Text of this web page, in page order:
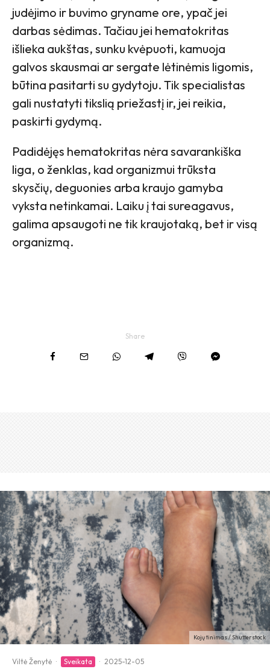
judėjimo ir buvimo gryname ore, ypač jei
darbas sėdimas. Tačiau jei hematokritas
išlieka aukštas, sunku kvėpuoti, kamuoja
galvos skausmai ar sergate lėtinėmis ligomis,
būtina pasitarti su gydytoju. Tik specialistas
gali nustatyti tikslią priežastį ir, jei reikia,
paskirti gydymą.
Padidėjęs hematokritas nėra savarankiška
liga, o ženklas, kad organizmui trūksta
skysčių, deguonies arba kraujo gamyba
vyksta netinkamai. Laiku į tai sureagavus,
galima apsaugoti ne tik kraujotaką, bet ir visą
organizmą.
Share
Kojų tinimas / Shutterstock
Viltė Ženytė · Sveikata · 2025-12-05